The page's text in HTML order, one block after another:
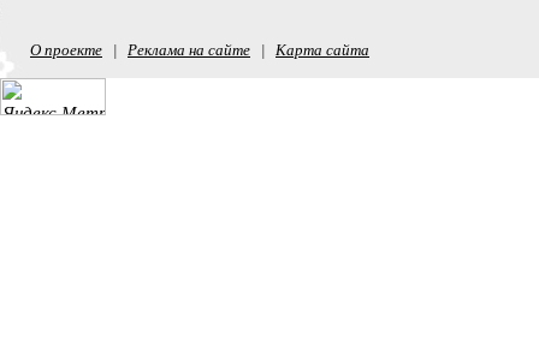
О проекте Реклама на сайте Карта сайта